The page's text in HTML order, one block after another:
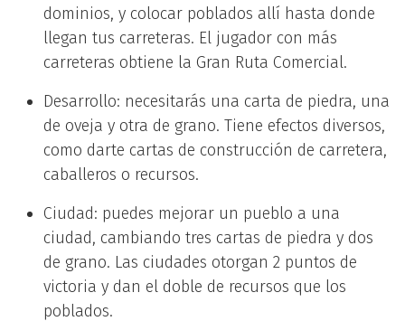
dominios, y colocar poblados allí hasta donde
llegan tus carreteras. El jugador con más
carreteras obtiene la Gran Ruta Comercial.
Desarrollo: necesitarás una carta de piedra, una
de oveja y otra de grano. Tiene efectos diversos,
como darte cartas de construcción de carretera,
caballeros o recursos.
Ciudad: puedes mejorar un pueblo a una
ciudad, cambiando tres cartas de piedra y dos
de grano. Las ciudades otorgan 2 puntos de
victoria y dan el doble de recursos que los
poblados.